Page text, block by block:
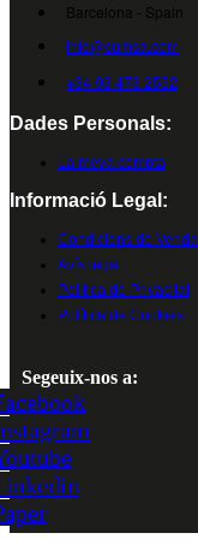
Barcelona - Spain
info@cumsa.com
+34 93 473 2552
Dades Personals:
La meva compta
Informació Legal:
Condicions de Venda
Avís legal
Política de Privacitat
Política de Cookies
Segeuix-nos a: